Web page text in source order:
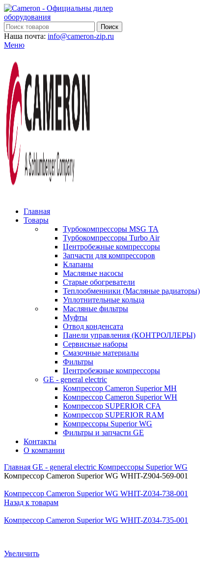
Поиск
Наша почта: info@cameron-zip.ru
Меню
Главная
Товары
Турбокомпрессоры MSG TA
Турбокомпрессоры Turbo Air
Центробежные компрессоры
Запчасти для компрессоров
Клапаны
Масляные насосы
Старые обогреватели
Теплообменники (Масляные радиаторы)
Уплотнительные кольца
Масляные фильтры
Муфты
Отвод конденсата
Панели управления (КОНТРОЛЛЕРЫ)
Сервисные наборы
Смазочные материалы
Фильтры
Центробежные компрессоры
GE - general electric
Компрессор Cameron Superior MH
Компрессор Cameron Superior WH
Компрессор SUPERIOR CFA
Компрессор SUPERIOR RAM
Компрессоры Superior WG
Фильтры и запчасти GE
Контакты
О компании
Главная GE - general electric Компрессоры Superior WG
Компрессор Cameron Superior WG WHIT-Z904-569-001
Компрессор Cameron Superior WG WHIT-Z034-738-001
Назад к товарам
Компрессор Cameron Superior WG WHIT-Z034-735-001
Увеличить